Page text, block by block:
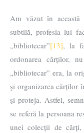
Am văzut în
subtilă, profesia lui
„bibliotecar”[13], la
ordonarea cărților,
„bibliotecar” era, la
şi organizarea cărților
şi proteja. Astfel,
se referă la persoana
unei colecții de